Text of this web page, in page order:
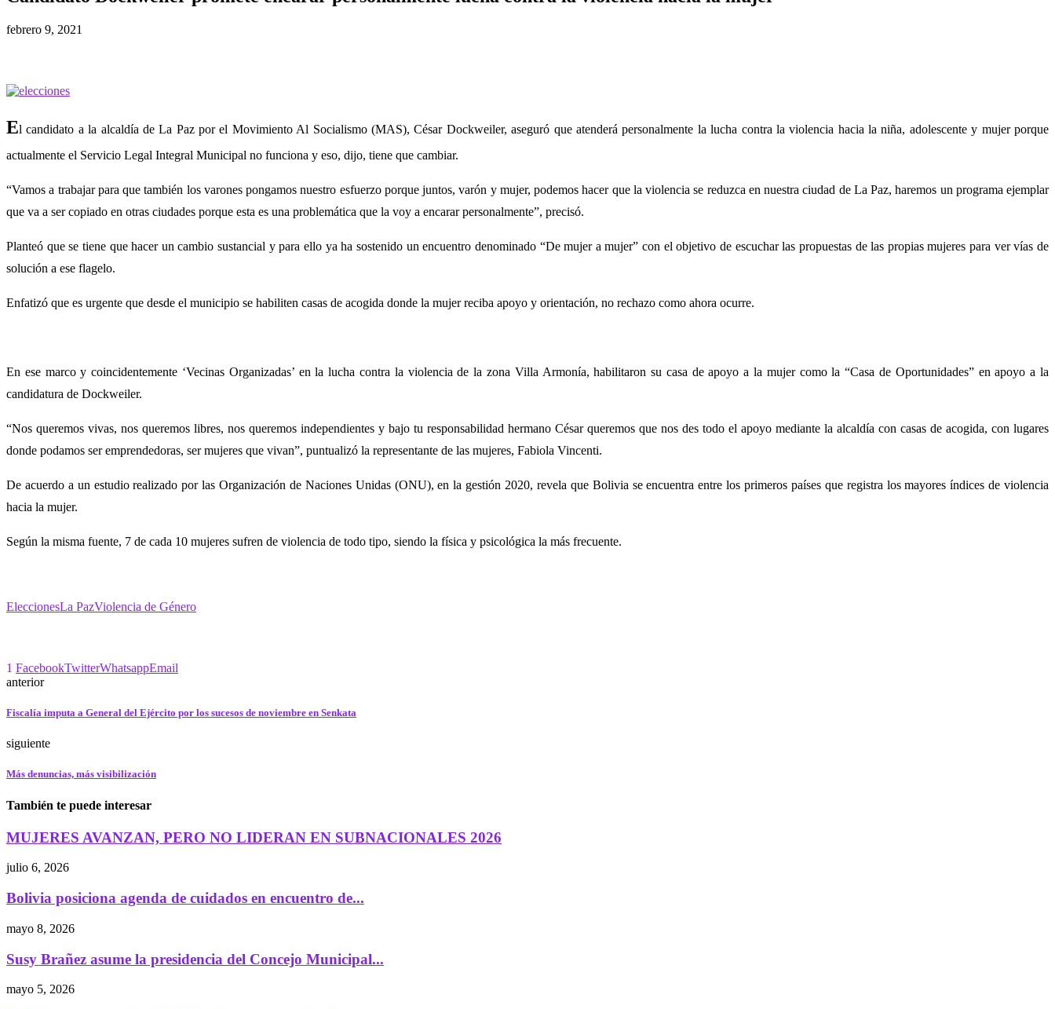
febrero 9, 2021
El candidato a la alcaldía de La Paz por el Movimiento Al Socialismo (MAS), César Dockweiler, aseguró que atenderá personalmente la lucha contra la violencia hacia la niña, adolescente y mujer porque
actualmente el Servicio Legal Integral Municipal no funciona y eso, dijo, tiene que cambiar.
“Vamos a trabajar para que también los varones pongamos nuestro esfuerzo porque juntos, varón y mujer, podemos hacer que la violencia se reduzca en nuestra ciudad de La Paz, haremos un programa ejemplar
que va a ser copiado en otras ciudades porque esta es una problemática que la voy a encarar personalmente”, precisó.
Planteó que se tiene que hacer un cambio sustancial y para ello ya ha sostenido un encuentro denominado “De mujer a mujer” con el objetivo de escuchar las propuestas de las propias mujeres para ver vías de
solución a ese flagelo.
Enfatizó que es urgente que desde el municipio se habiliten casas de acogida donde la mujer reciba apoyo y orientación, no rechazo como ahora ocurre.
En ese marco y coincidentemente ‘Vecinas Organizadas’ en la lucha contra la violencia de la zona Villa Armonía, habilitaron su casa de apoyo a la mujer como la “Casa de Oportunidades” en apoyo a la
candidatura de Dockweiler.
“Nos queremos vivas, nos queremos libres, nos queremos independientes y bajo tu responsabilidad hermano César queremos que nos des todo el apoyo mediante la alcaldía con casas de acogida, con lugares
donde podamos ser emprendedoras, ser mujeres que vivan”, puntualizó la representante de las mujeres, Fabiola Vincenti.
De acuerdo a un estudio realizado por las Organización de Naciones Unidas (ONU), en la gestión 2020, revela que Bolivia se encuentra entre los primeros países que registra los mayores índices de violencia
hacia la mujer.
Según la misma fuente, 7 de cada 10 mujeres sufren de violencia de todo tipo, siendo la física y psicológica la más frecuente.
EleccionesLa PazViolencia de Género
1 FacebookTwitterWhatsappEmail
anterior
Fiscalía imputa a General del Ejército por los sucesos de noviembre en Senkata
siguiente
Más denuncias, más visibilización
También te puede interesar
MUJERES AVANZAN, PERO NO LIDERAN EN SUBNACIONALES 2026
julio 6, 2026
Bolivia posiciona agenda de cuidados en encuentro de...
mayo 8, 2026
Susy Brañez asume la presidencia del Concejo Municipal...
mayo 5, 2026